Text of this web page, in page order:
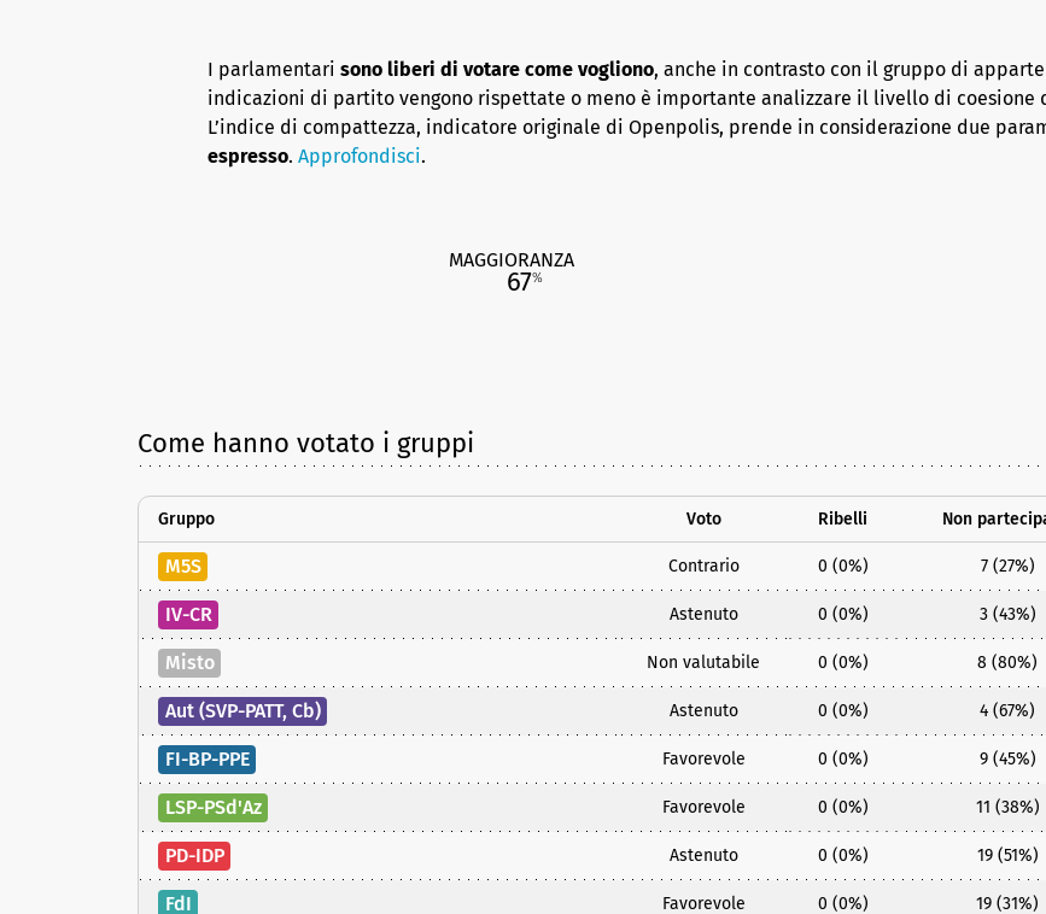
I parlamentari sono liberi di votare come vogliono, anche in contrasto con il gruppo di
indicazioni di partito vengono rispettate o meno è importante analizzare il livello di coesione
L’indice di compattezza, indicatore originale di Openpolis, prende in considerazione due
espresso. Approfondisci.
MAGGIORANZA
67%
Come hanno votato i gruppi
Gruppo Voto Ribelli Non
M5S Contrario 0 (0%) 7 (27%)
IV-CR Astenuto 0 (0%) 3 (43%)
Misto Non valutabile 0 (0%) 8 (80%)
Aut (SVP-PATT, Cb) Astenuto 0 (0%) 4 (67%)
FI-BP-PPE Favorevole 0 (0%) 9 (45%)
LSP-PSd'Az Favorevole 0 (0%) 11 (38%)
PD-IDP Astenuto 0 (0%) 19 (51%)
FdI Favorevole 0 (0%) 19 (31%)